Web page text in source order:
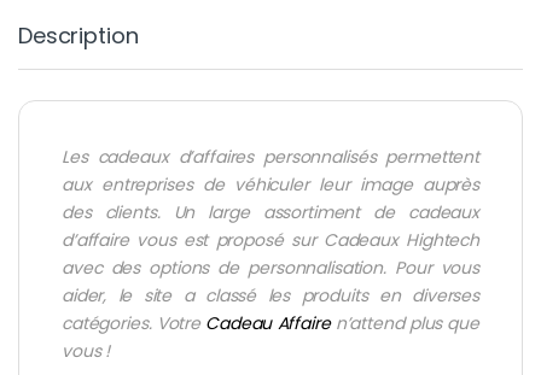
Description
Les cadeaux d’affaires personnalisés permettent
aux entreprises de véhiculer leur image auprès
des clients. Un large assortiment de cadeaux
d’affairevous est proposé sur Cadeaux Hightech
avec des options de personnalisation. Pour vous
aider, le site a classé les produits en diverses
catégories. Votre Cadeau Affairen’attend plus que
vous !